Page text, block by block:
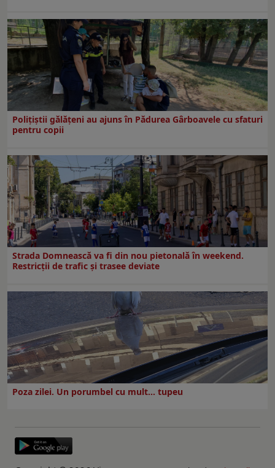
Polițiștii gălățeni au ajuns în Pădurea Gârboavele cu sfaturi
pentru copii
Strada Domnească va fi din nou pietonală în weekend.
Restricţii de trafic şi trasee deviate
Poza zilei. Un porumbel cu mult… tupeu